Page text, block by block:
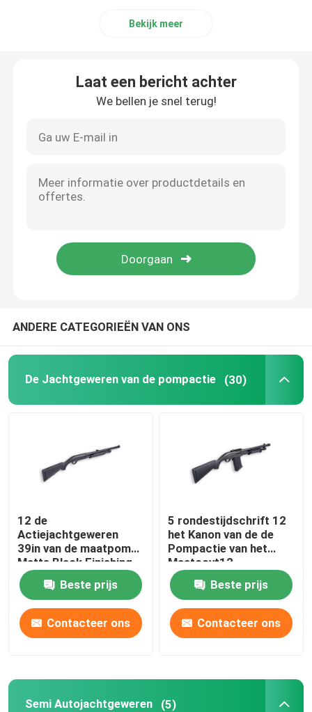
Tactische Jachtgeweren
Kies Geschotene Jachtgeweren uit
Kanontoebehoren
Bekijk meer
Laat een bericht achter
We bellen je snel terug!
ANDERE CATEGORIEËN VAN ONS
De Jachtgeweren van de pompactie (30)
12 de
Actiejachtgeweren
39in van de maatpomp
Matte Black Finishing
Beste prijs
Contacteer ons
5 rondestijdschrift 12
het Kanon van de de
Pompactie van het
Maatccvt12
Jachtgeweer
Beste prijs
Contacteer ons
Semi Autojachtgeweren (5)